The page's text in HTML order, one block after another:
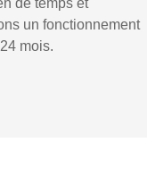
de temps et
un fonctionnement
mois.